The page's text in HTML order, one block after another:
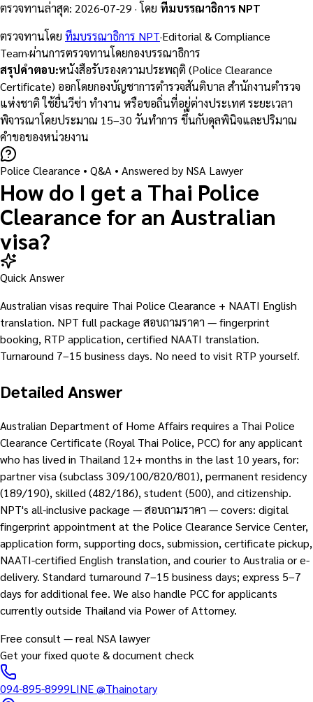
ตรวจทานล่าสุด: 2026-07-29 · โดย ทีมบรรณาธิการ NPT
ตรวจทานโดย ทีมบรรณาธิการ NPT·Editorial & Compliance
Team·ผ่านการตรวจทานโดยกองบรรณาธิการ
สรุปคำตอบ:หนังสือรับรองความประพฤติ (Police Clearance
Certificate) ออกโดยกองบัญชาการตำรวจสันติบาล สำนักงานตำรวจ
แห่งชาติ ใช้ยื่นวีซ่า ทำงาน หรือขอถิ่นที่อยู่ต่างประเทศ ระยะเวลา
พิจารณาโดยประมาณ 15–30 วันทำการ ขึ้นกับดุลพินิจและปริมาณ
คำขอของหน่วยงาน
Police Clearance • Q&A • Answered by NSA Lawyer
How do I get a Thai Police
Clearance for an Australian
visa?
Quick Answer
Australian visas require Thai Police Clearance + NAATI English
translation. NPT full package สอบถามราคา — fingerprint
booking, RTP application, certified NAATI translation.
Turnaround 7–15 business days. No need to visit RTP yourself.
Detailed Answer
Australian Department of Home Affairs requires a Thai Police
Clearance Certificate (Royal Thai Police, PCC) for any applicant
who has lived in Thailand 12+ months in the last 10 years, for:
partner visa (subclass 309/100/820/801), permanent residency
(189/190), skilled (482/186), student (500), and citizenship.
NPT's all-inclusive package — สอบถามราคา — covers: digital
fingerprint appointment at the Police Clearance Service Center,
application form, supporting docs, submission, certificate pickup,
NAATI-certified English translation, and courier to Australia or e-
delivery. Standard turnaround 7–15 business days; express 5–7
days for additional fee. We also handle PCC for applicants
currently outside Thailand via Power of Attorney.
Free consult — real NSA lawyer
Get your fixed quote & document check
094-895-8999LINE@Thainotary